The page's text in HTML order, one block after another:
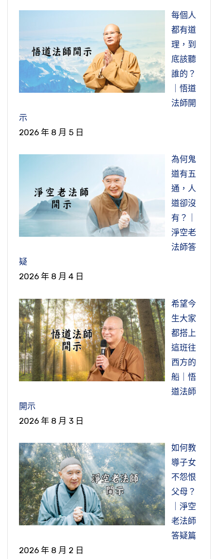
墮阿鼻地獄，通靈的人找不到。你想想看，做了
這些惡事，雖然天天拜佛、念經補償，還是沒
用，還是要受果報。當時造罪業的時候不曉得，
墮落惡道之後後悔莫及，來不及了。這是朱老居
士告訴我，有這麼一樁事情，他親眼看見的。
節錄自：淨土大經解演義（第九十三集）02-
最重要的是要回頭看看自己，自己有沒有犯戒？
有沒有造作？有則改之，無則加勉，還來得及。
只要你一口氣沒斷，真正懺悔回頭，信願行三資
糧具足，阿彌陀佛慈悲，會來接引你。
際清居士說「無量劫來希有難逢的一天」，我們
這一天遇到了，那是多大福報、多大的善根。遇
到沒有把它掌握到，還是半信半疑，還放不下世
間名聞利養，對這個世界還有留戀，你就錯過
了。要真放下，要真修福，把所有一些功德都迴
向求生極樂世界，這個世間我什麼都不要，我才
這個世間有絲毫貪戀，警覺性來了，我到不了西
乾淨淨，隨時可以走，阿彌陀佛現在來，我現在
就走了；還有什麼牽掛的，你就走不了了。多少
念佛人不能往生，原因在此地，我們看得清楚、
看得明白。你不走是你的事情，我決定要去，我
決定不再留在此地。
節錄自：二零一二淨土大經科註（第一四四集）
到地球上來是作客的不是做主的，客隨主便，主
人說什麼都好，都歡喜。
菩薩到這是修行，修什麼？到這來修隨緣妙用，
隨緣是恆順，一切都順大家；妙用是不著相，不
起心不動念、不分別不執著妙用，真實智慧。事
情與你不相干，你的心是清淨的，清淨心生智
慧；這個事情與你相干，你的心是染污的，染污
的心生煩惱，不生智慧。所以對這個世間要放
下，要捨得乾乾淨淨，我們就得大自在了。
節錄自：二零一二淨土大經科註（第一九四集）
佛。阿彌陀佛一句接一句的念下去，這個福報無
量無邊。台灣這個地區人人都念佛，決定不會有
災難。眾生造業是非常嚴重，感召來的災難，只
要把我們念頭換成佛號，就有救了。
節錄自：發大誓願（第五集）
每個人
都有道
理，到
底該聽
誰的？
｜悟道
法師開
示
2026 年 8 月 5 日
為何鬼
道有五
通，人
道卻沒
有？｜
淨空老
法師答
疑
2026 年 8 月 4 日
希望今
生大家
都搭上
這班往
西方的
船｜悟
道法師
開示
2026 年 8 月 3 日
如何教
導子女
不怨恨
父母？
｜淨空
老法師
答疑篇
2026 年 8 月 2 日